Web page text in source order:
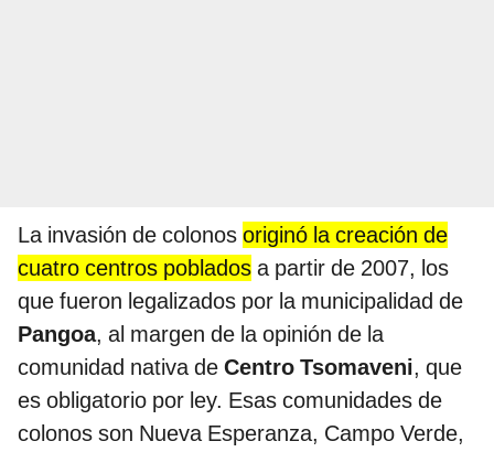
La invasión de colonos originó la creación de
cuatro centros poblados a partir de 2007, los
que fueron legalizados por la municipalidad de
Pangoa, al margen de la opinión de la
comunidad nativa de Centro Tsomaveni, que
es obligatorio por ley. Esas comunidades de
colonos son Nueva Esperanza, Campo Verde,